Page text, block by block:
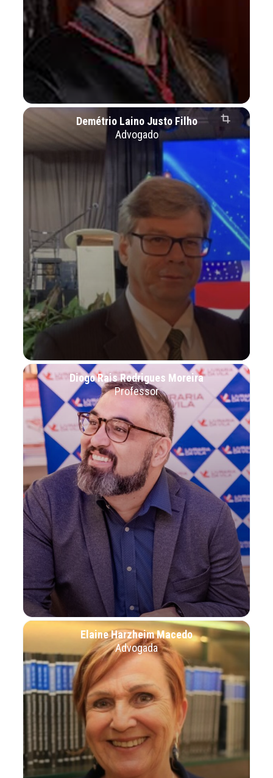
Demétrio Laino Justo Filho
Advogado
Diogo Rais Rodrigues Moreira
Professor
Elaine Harzheim Macedo
Advogada